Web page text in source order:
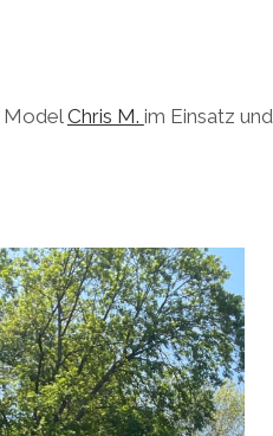
Model Chris M. im Einsatz und